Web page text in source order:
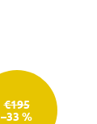
€195
–33 %